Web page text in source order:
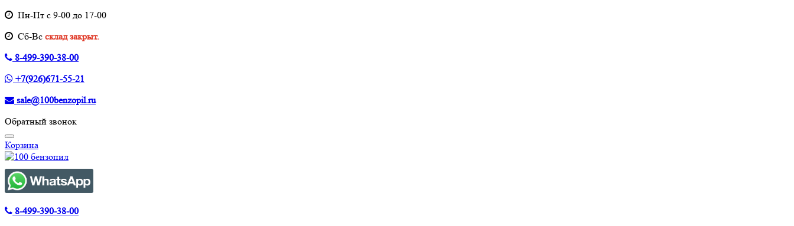
Пн-Пт с 9-00 до 17-00
Cб-Вс склад закрыт.
8-499-390-38-00
+7(926)671-55-21
sale@100benzopil.ru
Обратный звонок
Корзина
8-499-390-38-00